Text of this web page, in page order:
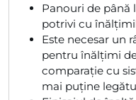
Panouri de până
potrivi cu
Este necesar un
pentru înălțimi
comparație cu
mai puține